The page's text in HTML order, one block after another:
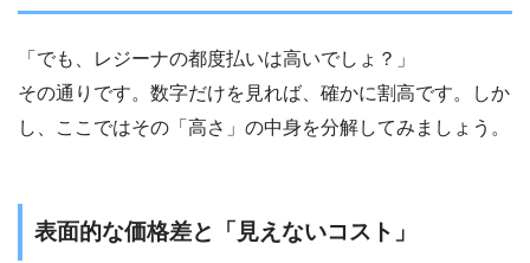
「でも、レジーナの都度払いは高いでしょ？」
その通りです。数字だけを見れば、確かに割高です。しか
し、ここではその「高さ」の中身を分解してみましょう。
表面的な価格差と「見えないコスト」